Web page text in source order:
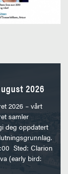
2026
2026 – vårt
samler
deg oppdatert
Sted: Clarion
(early bird: